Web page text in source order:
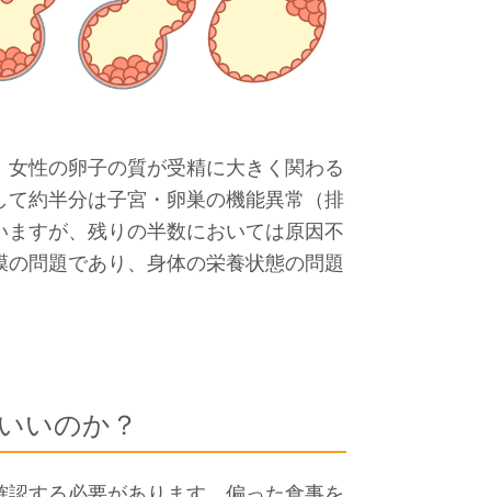
性の卵子の質が受精に大きく関わる
約半分は子宮・卵巣の機能異常（排
すが、残りの半数においては原因不
問題であり、身体の栄養状態の問題
いのか？